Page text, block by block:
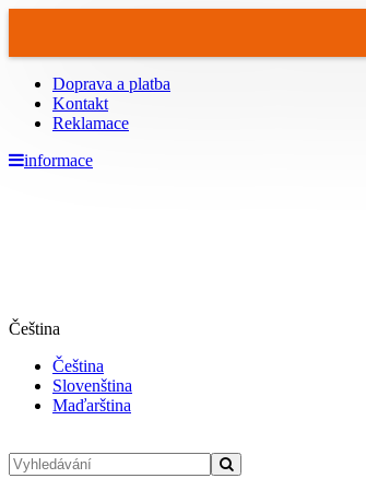
Doprava a platba
Kontakt
Reklamace
informace
Čeština
Čeština
Slovenština
Maďarština